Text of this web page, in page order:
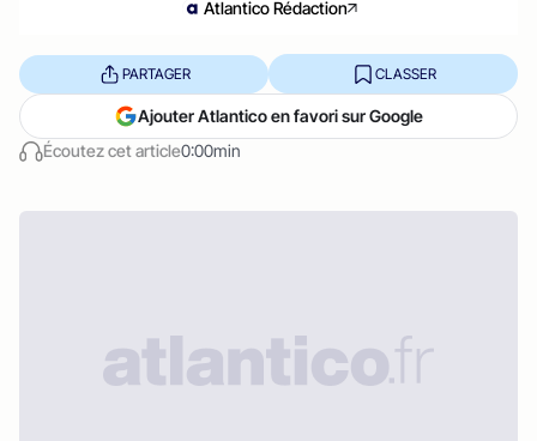
Atlantico Rédaction
Écoutez cet article0:00min
PARTAGER CLASSER
Ajouter Atlantico en favori sur Google